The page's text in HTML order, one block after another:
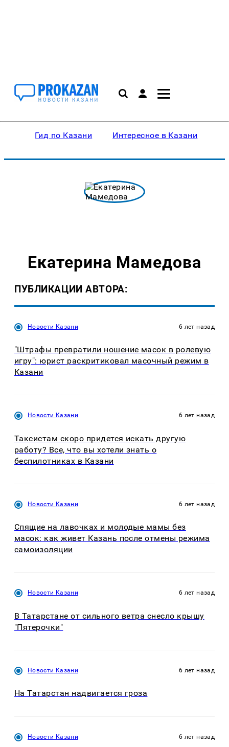
Гид по Казани Интересное в Казани
Екатерина Мамедова
ПУБЛИКАЦИИ АВТОРА:
Новости Казани 6 лет назад
"Штрафы превратили ношение масок в ролевую
игру": юрист раскритиковал масочный режим в
Казани
Новости Казани 6 лет назад
Таксистам скоро придется искать другую
работу? Все, что вы хотели знать о
беспилотниках в Казани
Новости Казани 6 лет назад
Спящие на лавочках и молодые мамы без
масок: как живет Казань после отмены режима
самоизоляции
Новости Казани 6 лет назад
В Татарстане от сильного ветра снесло крышу
"Пятерочки"
Новости Казани 6 лет назад
На Татарстан надвигается гроза
Новости Казани 6 лет назад